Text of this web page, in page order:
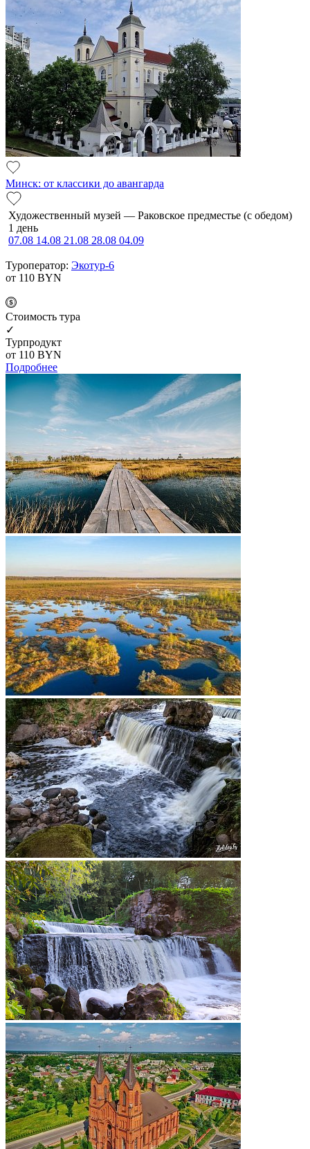
Минск: от классики до авангарда
Художественный музей — Раковское предместье (с обедом)
1 день
07.08 14.08 21.08 28.08 04.09
Туроператор: Экотур-6
от 110 BYN
Cтоимость тура
✓
Турпродукт
от 110 BYN
Подробнее